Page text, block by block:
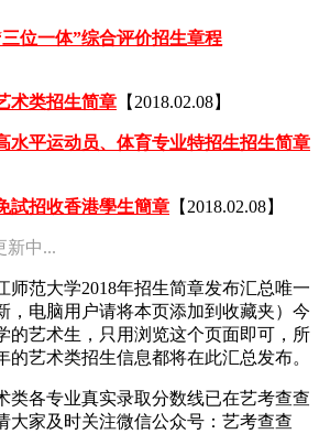
位一体”综合评价招生章程
术类招生简章 【2018.02.08】
水平运动员、体育专业特招生招生简章
試招收香港學生簡章 【2018.02.08】
新中...
师范大学2018年招生简章发布汇总唯一
，电脑用户请将本页添加到收藏夹）今
的艺术生，只用浏览这个页面即可，所
的艺术类招生信息都将在此汇总发布。
类各专业真实录取分数线已在艺考查查
大家及时关注微信公众号：艺考查查